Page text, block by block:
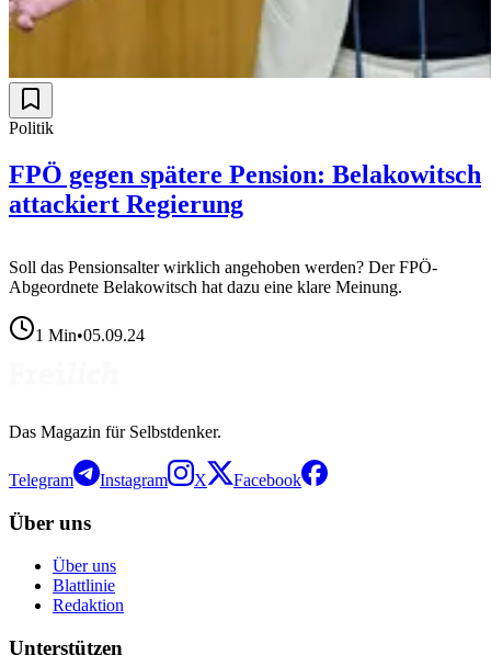
Politik
FPÖ gegen spätere Pension: Belakowitsch
attackiert Regierung
Soll das Pensionsalter wirklich angehoben werden? Der FPÖ-
Abgeordnete Belakowitsch hat dazu eine klare Meinung.
1 Min•05.09.24
Das Magazin für Selbstdenker.
Telegram Instagram X Facebook
Über uns
Über uns
Blattlinie
Redaktion
Unterstützen